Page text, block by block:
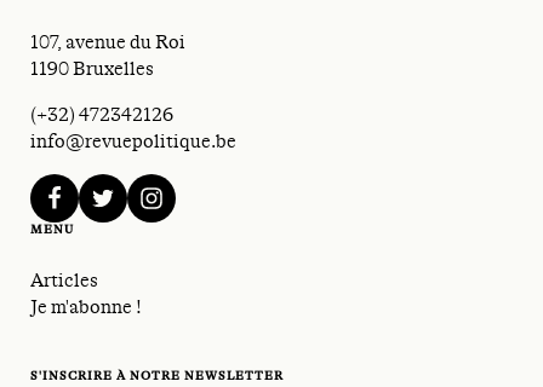
107, avenue du Roi
1190 Bruxelles
(+32) 472342126
info@revuepolitique.be
facebooktwitterinstagram
MENU
Articles
Je m'abonne !
S'INSCRIRE À NOTRE NEWSLETTER